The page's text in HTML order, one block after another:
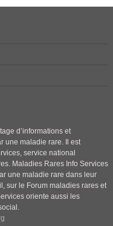
d’informations et
une maladie rare. Il est
service national
Maladies Rares Info Services
une maladie rare dans leur
sur le Forum maladies rares et
oriente aussi les